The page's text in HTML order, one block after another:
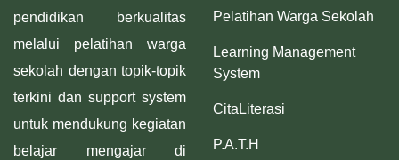
pendidikan berkualitas
melalui pelatihan warga
sekolah dengan topik-topik
terkini dan support system
untuk mendukung kegiatan
belajar mengajar di
Pelatihan Warga Sekolah
Learning Management
System
CitaLiterasi
P.A.T.H